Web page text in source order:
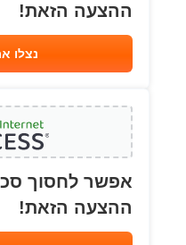
ההצעה הזאת!
נצלו
אפשר לחסוך
ההצעה הזאת!